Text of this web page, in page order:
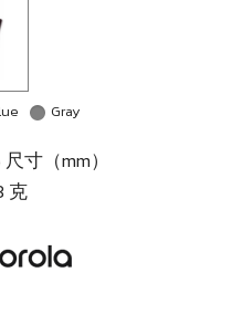
Gray
寸（mm）
克